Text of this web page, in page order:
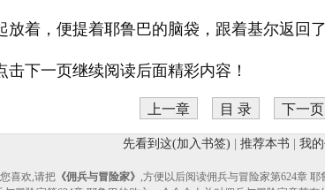
放着，便提着耶鲁巴的脑袋，跟着基尔返回
击下一页继续阅读后面精彩内容！
上一章 目 录 下一页
先看到这(加入书签) 推荐本书 我
喜欢,请把《佣兵与冒险家》 ,方便以后阅读佣兵与冒险家第624章